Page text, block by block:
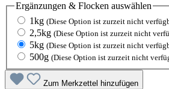
Ergänzungen & Flocken auswählen
1kg (Diese Option ist zurzeit nicht
2,5kg (Diese Option ist zurzeit nicht
5kg (Diese Option ist zurzeit nicht
500g (Diese Option ist zurzeit nicht
Zum Merkzettel hinzufügen